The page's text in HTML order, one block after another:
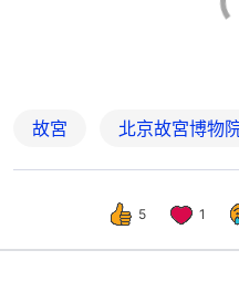
故宮 北京故宮博物
5 1